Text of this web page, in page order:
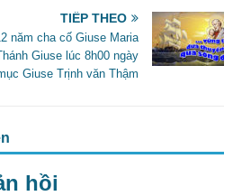
TIẾP THEO
năm cha cố Giuse Maria
Giuse lúc 8h00 ngày
Giuse Trịnh văn Thậm
hồi